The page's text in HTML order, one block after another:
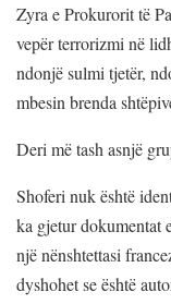
Zyra e Prokurorit të
vepër terrorizmi në
ndonjë sulmi tjetër,
mbesin brenda
Deri më tash asnjë
Shoferi nuk është
ka gjetur dokumentat
një nënshtettasi
dyshohet se është